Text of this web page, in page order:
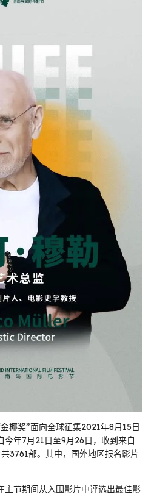
奖”面向全球征集2021年8月15日
今年7月21日至9月26日，收到来自
3761部。其中，国外地区报名影片
节期间从入围影片中评选出最佳影